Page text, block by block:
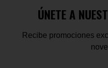
ÚNETE A
Recibe promociones